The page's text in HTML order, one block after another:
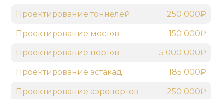
Проектирование тоннелей 250 000₽
Проектирование мостов 150 000₽
Проектирование портов 5 000 000₽
Проектирование эстакад 185 000₽
Проектирование аэропортов 250 000₽